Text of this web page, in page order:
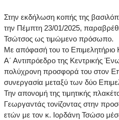
Στην εκδήλωση κοπής της
την Πέμπτη 23/01/2025,
Τσώτσος ως τιμώμενο πρόσωπο.
Με απόφασή του το Επιμελητήριο
Α΄ Αντιπρόεδρο της Κεντρικής
πολύχρονη προσφορά του στον
συνεργασία μεταξύ των δύο
Την απονομή της τιμητικής
Γεωργαντάς τονίζοντας στην
ετών με τον κ. Ιορδάνη Τσώσο